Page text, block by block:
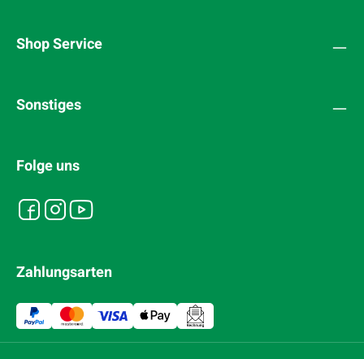
Shop Service
Sonstiges
Folge uns
Zahlungsarten